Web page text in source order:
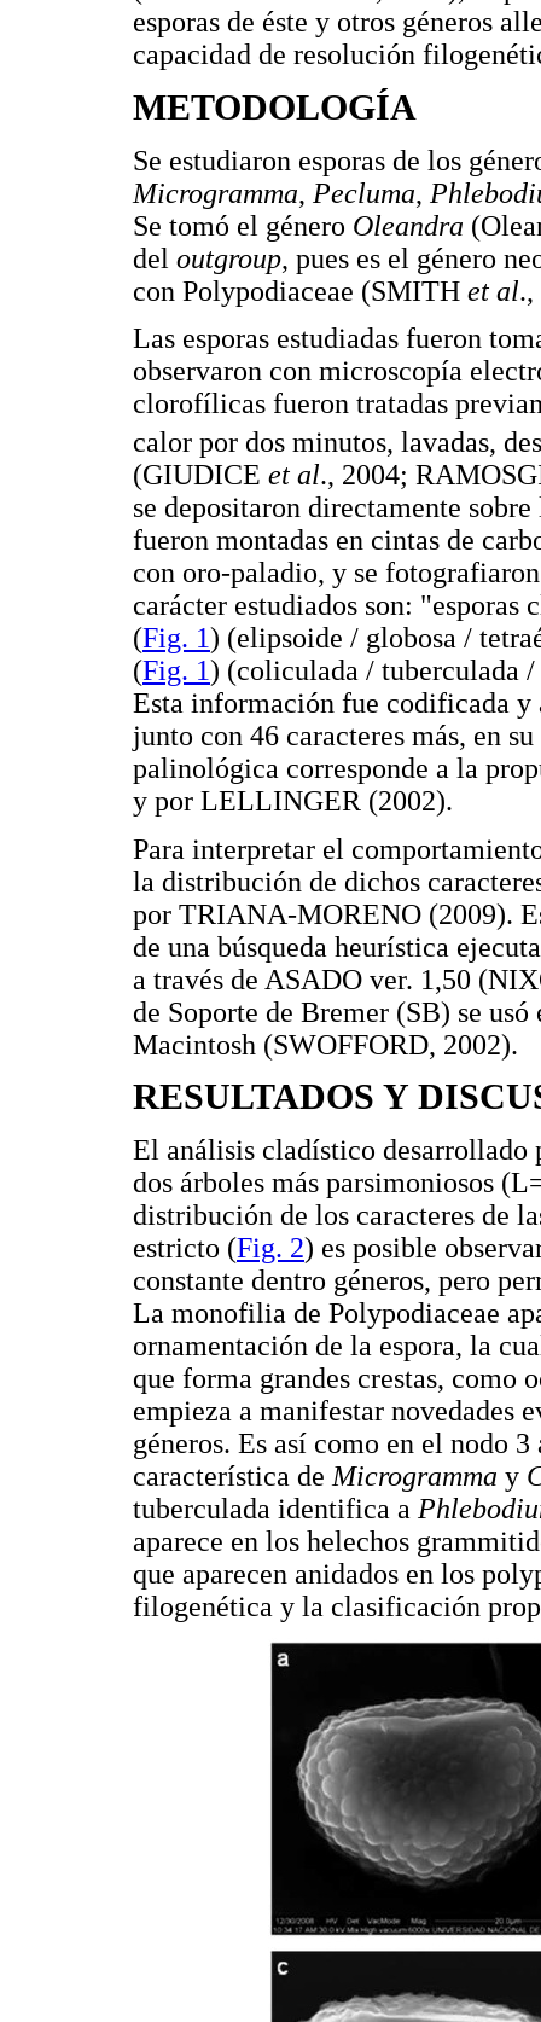
esporas de éste y otros géneros
capacidad de resolución
METODOLOGÍA
Se estudiaron esporas de los
Microgramma, Pecluma,
Se tomó el género Oleandra
del outgroup, pues es el género
con Polypodiaceae (SMITH et al.,
Las esporas estudiadas fueron
observaron con microscopía
clorofílicas fueron tratadas
calor por dos minutos, lavadas,
(GIUDICE et al., 2004;
se depositaron directamente
fueron montadas en cintas de
con oro-paladio, y se
carácter estudiados son:
(Fig. 1) (elipsoide / globosa /
(Fig. 1) (coliculada / tuberculada
Esta información fue codificada
junto con 46 caracteres más, en
palinológica corresponde a la
y por LELLINGER (2002).
Para interpretar el
la distribución de dichos
por TRIANA-MORENO (2009).
de una búsqueda heurística
a través de ASADO ver. 1,50
de Soporte de Bremer (SB) se
Macintosh (SWOFFORD, 2002).
RESULTADOS Y
El análisis cladístico
dos árboles más parsimoniosos
distribución de los caracteres de
estricto (Fig. 2) es posible
constante dentro géneros, pero
La monofilia de Polypodiaceae
ornamentación de la espora, la
que forma grandes crestas, como
empieza a manifestar novedades
géneros. Es así como en el nodo
característica de Microgramma y
tuberculada identifica a
aparece en los helechos
que aparecen anidados en los
filogenética y la clasificación